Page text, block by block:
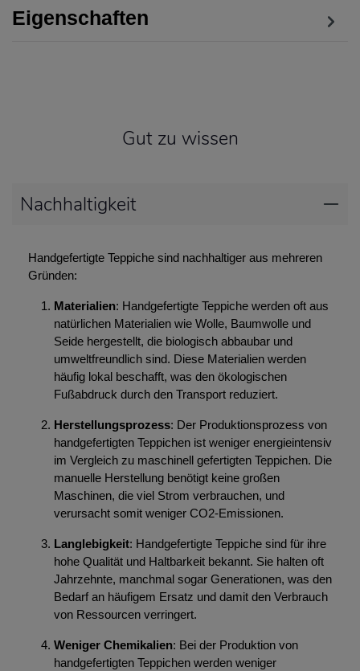
Eigenschaften
Gut zu wissen
Nachhaltigkeit
Handgefertigte Teppiche sind nachhaltiger aus mehreren
Gründen:
Materialien: Handgefertigte Teppiche werden oft aus
natürlichen Materialien wie Wolle, Baumwolle und
Seide hergestellt, die biologisch abbaubar und
umweltfreundlich sind. Diese Materialien werden
häufig lokal beschafft, was den ökologischen
Fußabdruck durch den Transport reduziert.
Herstellungsprozess: Der Produktionsprozess von
handgefertigten Teppichen ist weniger energieintensiv
im Vergleich zu maschinell gefertigten Teppichen. Die
manuelle Herstellung benötigt keine großen
Maschinen, die viel Strom verbrauchen, und
verursacht somit weniger CO2-Emissionen.
Langlebigkeit: Handgefertigte Teppiche sind für ihre
hohe Qualität und Haltbarkeit bekannt. Sie halten oft
Jahrzehnte, manchmal sogar Generationen, was den
Bedarf an häufigem Ersatz und damit den Verbrauch
von Ressourcen verringert.
Weniger Chemikalien: Bei der Produktion von
handgefertigten Teppichen werden weniger